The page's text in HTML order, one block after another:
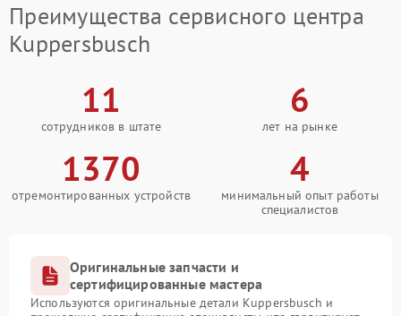
Преимущества сервисного центра
Kuppersbusch
11
сотрудников в штате
6
лет на рынке
1370
отремонтированных устройств
4
минимальный опыт работы
специалистов
Оригинальные запчасти и
сертифицированные мастера
Используются оригинальные детали Kuppersbusch и